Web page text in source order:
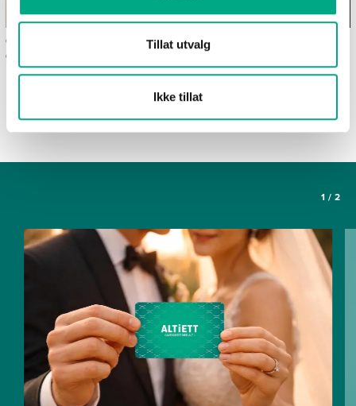
Tillat utvalg
Ikke tillat
Ofte stilte spørsmål om
gavekortet Altiett
Våre spisesteder
SE FLERE ARTIKLER
1 / 2